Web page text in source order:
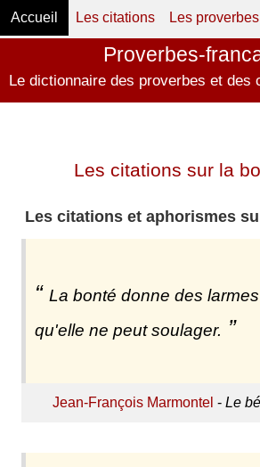
Accueil Les citations Les proverbes
Proverbes-
Le dictionnaire des proverbes et des
Les citations sur la
Les citations et aphorismes
La bonté donne des
qu'elle ne peut soulager.
Jean-François Marmontel - Le